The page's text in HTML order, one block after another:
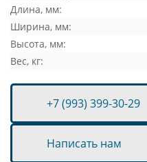
Длина, мм:
Ширина, мм:
Высота, мм:
Вес, кг:
+7 (993) 399-30-29
Написать нам